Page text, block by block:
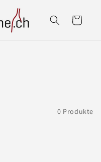
Warenkorb
0 Produkte